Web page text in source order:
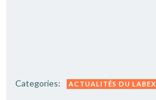
Categories: ACTUALITÉS DU LABEX